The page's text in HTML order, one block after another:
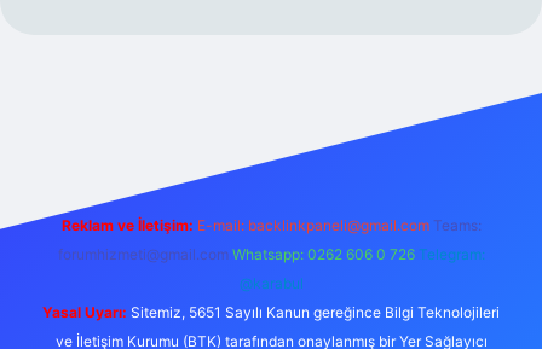
m elexbet
Reklam ve İletişim: E-mail: backlinkpaneli@gmail.com Teams:
forumhizmeti@gmail.com Whatsapp: 0262 606 0 726 Telegram:
@karabul
Yasal Uyarı: Sitemiz, 5651 Sayılı Kanun gereğince Bilgi Teknolojileri
ve İletişim Kurumu (BTK) tarafından onaylanmış bir Yer Sağlayıcı